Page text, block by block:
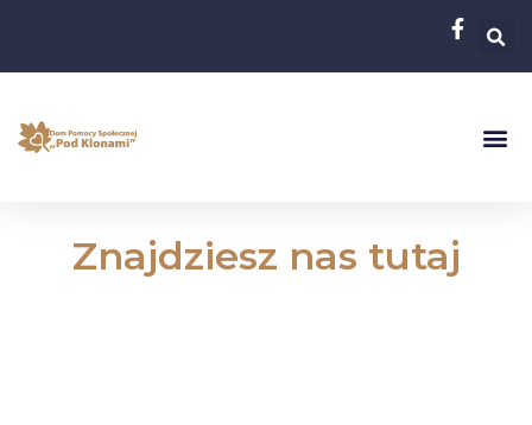
Znajdziesz nas tutaj